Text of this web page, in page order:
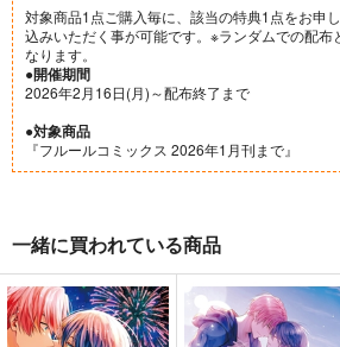
対象商品1点ご購入毎に、該当の特典1点をお申し
込みいただく事が可能です。※ランダムでの配布
なります。
●開催期間
2026年2月16日(月)～配布終了まで
●対象商品
『フルールコミックス 2026年1月刊まで』
一緒に買われている商品